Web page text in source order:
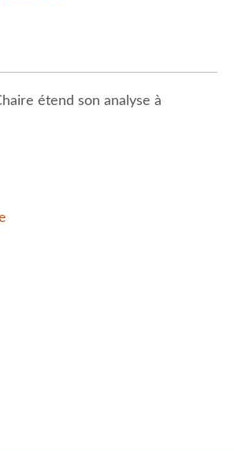
étend son analyse à